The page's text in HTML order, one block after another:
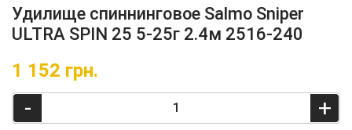
Удилище спиннинговое Salmo Sniper
ULTRA SPIN 25 5-25г 2.4м 2516-240
1 152 грн.
- +